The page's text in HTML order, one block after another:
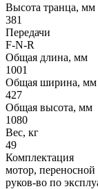
Высота транца, мм
381
Передачи
F-N-R
Общая длина, мм
1001
Общая ширина, мм
427
Общая высота, мм
1080
Вес, кг
49
Комплектация
мотор, переносной
руков-во по